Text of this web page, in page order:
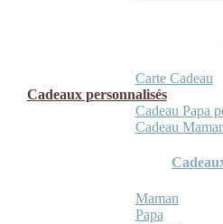
Carte Cadeau
Cadeaux personnalisés
Cadeau Papa
Cadeau
Maman
Papa